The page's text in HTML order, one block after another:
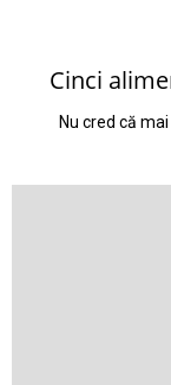
Cinci
Nu cred că